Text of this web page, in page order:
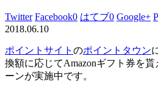
Twitter Facebook0 はてブ0 Google+
2018.06.10
ポイントサイト のポイントタウン
換額に応じてAmazonギフト券を
ーンが実施中です。